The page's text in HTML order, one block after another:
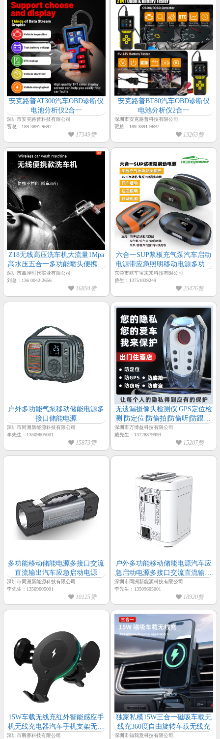
安克路普AT300汽车OBD诊断仪
电池分析仪2合一
深圳市安克路普科技有限公司
贾总：189 3891 9697
17349赞
安克路普BT80汽车OBD诊断仪
电池分析仪2合一
深圳市安克路普科技有限公司
贾总：189 3891 9697
13263赞
Z18无线高压洗车机大流量1Mpa
高水压五合一多功能喷头便携式
洗车机7500mAH可拆卸大容量电
池洗车机
深圳市鑫泽时代实业有限公司
刘总：136 0042 2656
16894赞
六合一SUP浆板充气泵汽车启动
电源带应急照明移动电源多功能
充气泵
东莞市航车宝末来科技有限公司
曾生：13751039249
25476赞
户外多功能气泵移动储能电源多
接口储能电源
深圳市同洲新能源科技有限公司
李先生：13509605001
15873赞
无遗漏摄像头检测仪|GPS定位检
测|防定位|防偷拍|防偷听|防跟踪|
防监测|防屏蔽
深圳市万博益科技有限公司
戴先生：13728879993
15207赞
多功能移动储能电源多接口交流
直流输出汽车应急启动电源
深圳市同洲新能源科技有限公司
李先生：13509605001
10125赞
户外多功能移动储能电源汽车应
急启动电源多接口交流直流输出
带LED灯
深圳市同洲新能源科技有限公司
李先生：13509605001
18920赞
15W车载无线充红外智能感应手
机无线充电器汽车手机支架无线
快充
深圳市腾赛科技有限公司
独家私模15W三合一磁吸车载无
线充360度自由旋转车载无线充
深圳市知我意科技有限公司